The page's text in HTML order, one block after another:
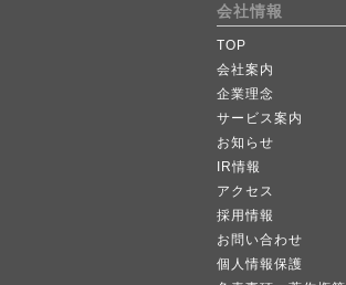
会社情報
TOP
会社案内
企業理念
サービス案内
お知らせ
IR情報
アクセス
採用情報
お問い合わせ
個人情報保護